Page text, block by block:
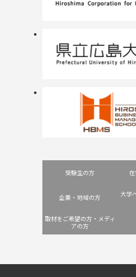
受験生の方
企業・地域の方
大学
取材をご希望の方・メディ
アの方